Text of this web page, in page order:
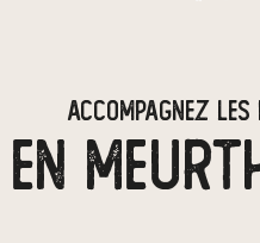
ACCOMPAGNEZ